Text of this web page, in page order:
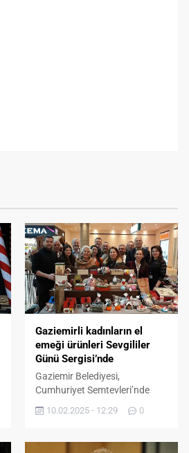
Gaziemirli kadınların el
emeği ürünleri Sevgililer
Günü Sergisi’nde
Gaziemir Belediyesi,
Cumhuriyet Semtevleri’nde
düzenlediği kurslara katılan
kadınların el emeği ürünlerini,
14 Şubat Sevgililer Günü
10.02.2025 - 12:29 0